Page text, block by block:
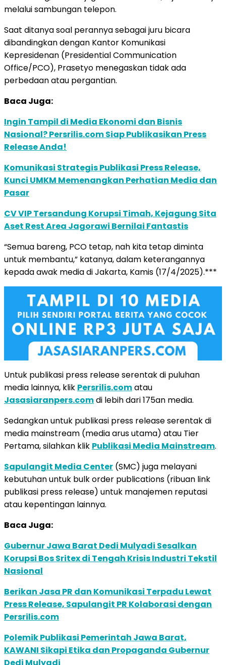
melalui sambungan telepon.
Saat ditanya soal perannya sebagai juru bicara
dibandingkan dengan Kantor Komunikasi
Kepresidenan (Presidential Communication
Office/PCO), Prasetyo menegaskan tidak ada
perbedaan atau pergantian.
Baca Juga:
Ingin Tampil di Media Ekonomi dan Bisnis
Nasional? Persrilis.com Siap Publikasikan Press
Release Anda!
Komunikasi Strategis Publikasi Press Release,
Kunci UMKM Memenangkan Perhatian Media dan
Pasar
CV VIP Tersandung Korupsi Timah, Kejagung Sita
Aset Rest Area Jagorawi Bernilai Fantastis
“Semua bareng, PCO tetap, nah kita tetap diminta
untuk membantu,” katanya, dalam keterangannya
kepada awak media di Jakarta, Kamis (17/4/2025).***
Untuk publikasi press release serentak di puluhan
media lainnya, klik Persrilis.comatau
Jasasiaranpers.comdi lebih dari 175an media.
Sedangkan untuk publikasi press release serentak di
media mainstream (media arus utama) atau Tier
Pertama, silahkan klik Publikasi Media Mainstream.
Sapulangit Media Center (SMC) juga melayani
kebutuhan untuk bulk order publications (ribuan link
publikasi press release) untuk manajemen reputasi
atau kepentingan lainnya.
Baca Juga:
Gubernur Jawa Barat Dedi Mulyadi Sesalkan
Korupsi Bos Sritex di Tengah Krisis Industri Tekstil
Nasional
Berikan Jasa PR dan Komunikasi Terpadu Lewat
Press Release, Sapulangit PR Kolaborasi dengan
Persrilis.com
Polemik Publikasi Pemerintah Jawa Barat,
KAWANI Sikapi Etika dan Propaganda Gubernur
Dedi Mulyadi